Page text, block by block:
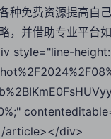
种免费资源提高自
，并借助专业平台
style="line-
div>